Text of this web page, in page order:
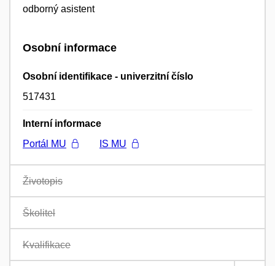
odborný asistent
Osobní informace
Osobní identifikace - univerzitní číslo
517431
Interní informace
Portál MU
IS MU
Životopis
Školitel
Kvalifikace